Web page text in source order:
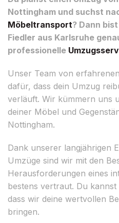
Nottingham und suchst
Möbeltransport? Dann
Fiedler aus Karlsruhe
professionelle
Unser Team von
dafür, dass dein Umzug
verläuft. Wir kümmern uns
deiner Möbel und
Nottingham.
Dank unserer langjährigen
Umzüge sind wir mit den
Herausforderungen eines
bestens vertraut. Du
dass wir deine wertvollen
bringen.